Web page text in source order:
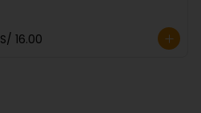
S/ 16.00